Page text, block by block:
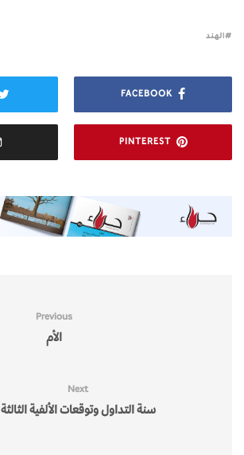
الهند
FACEBOOK
PINTEREST
Previous
الأم
Next
سنة التداول وتوقعات الألفية الثالثة